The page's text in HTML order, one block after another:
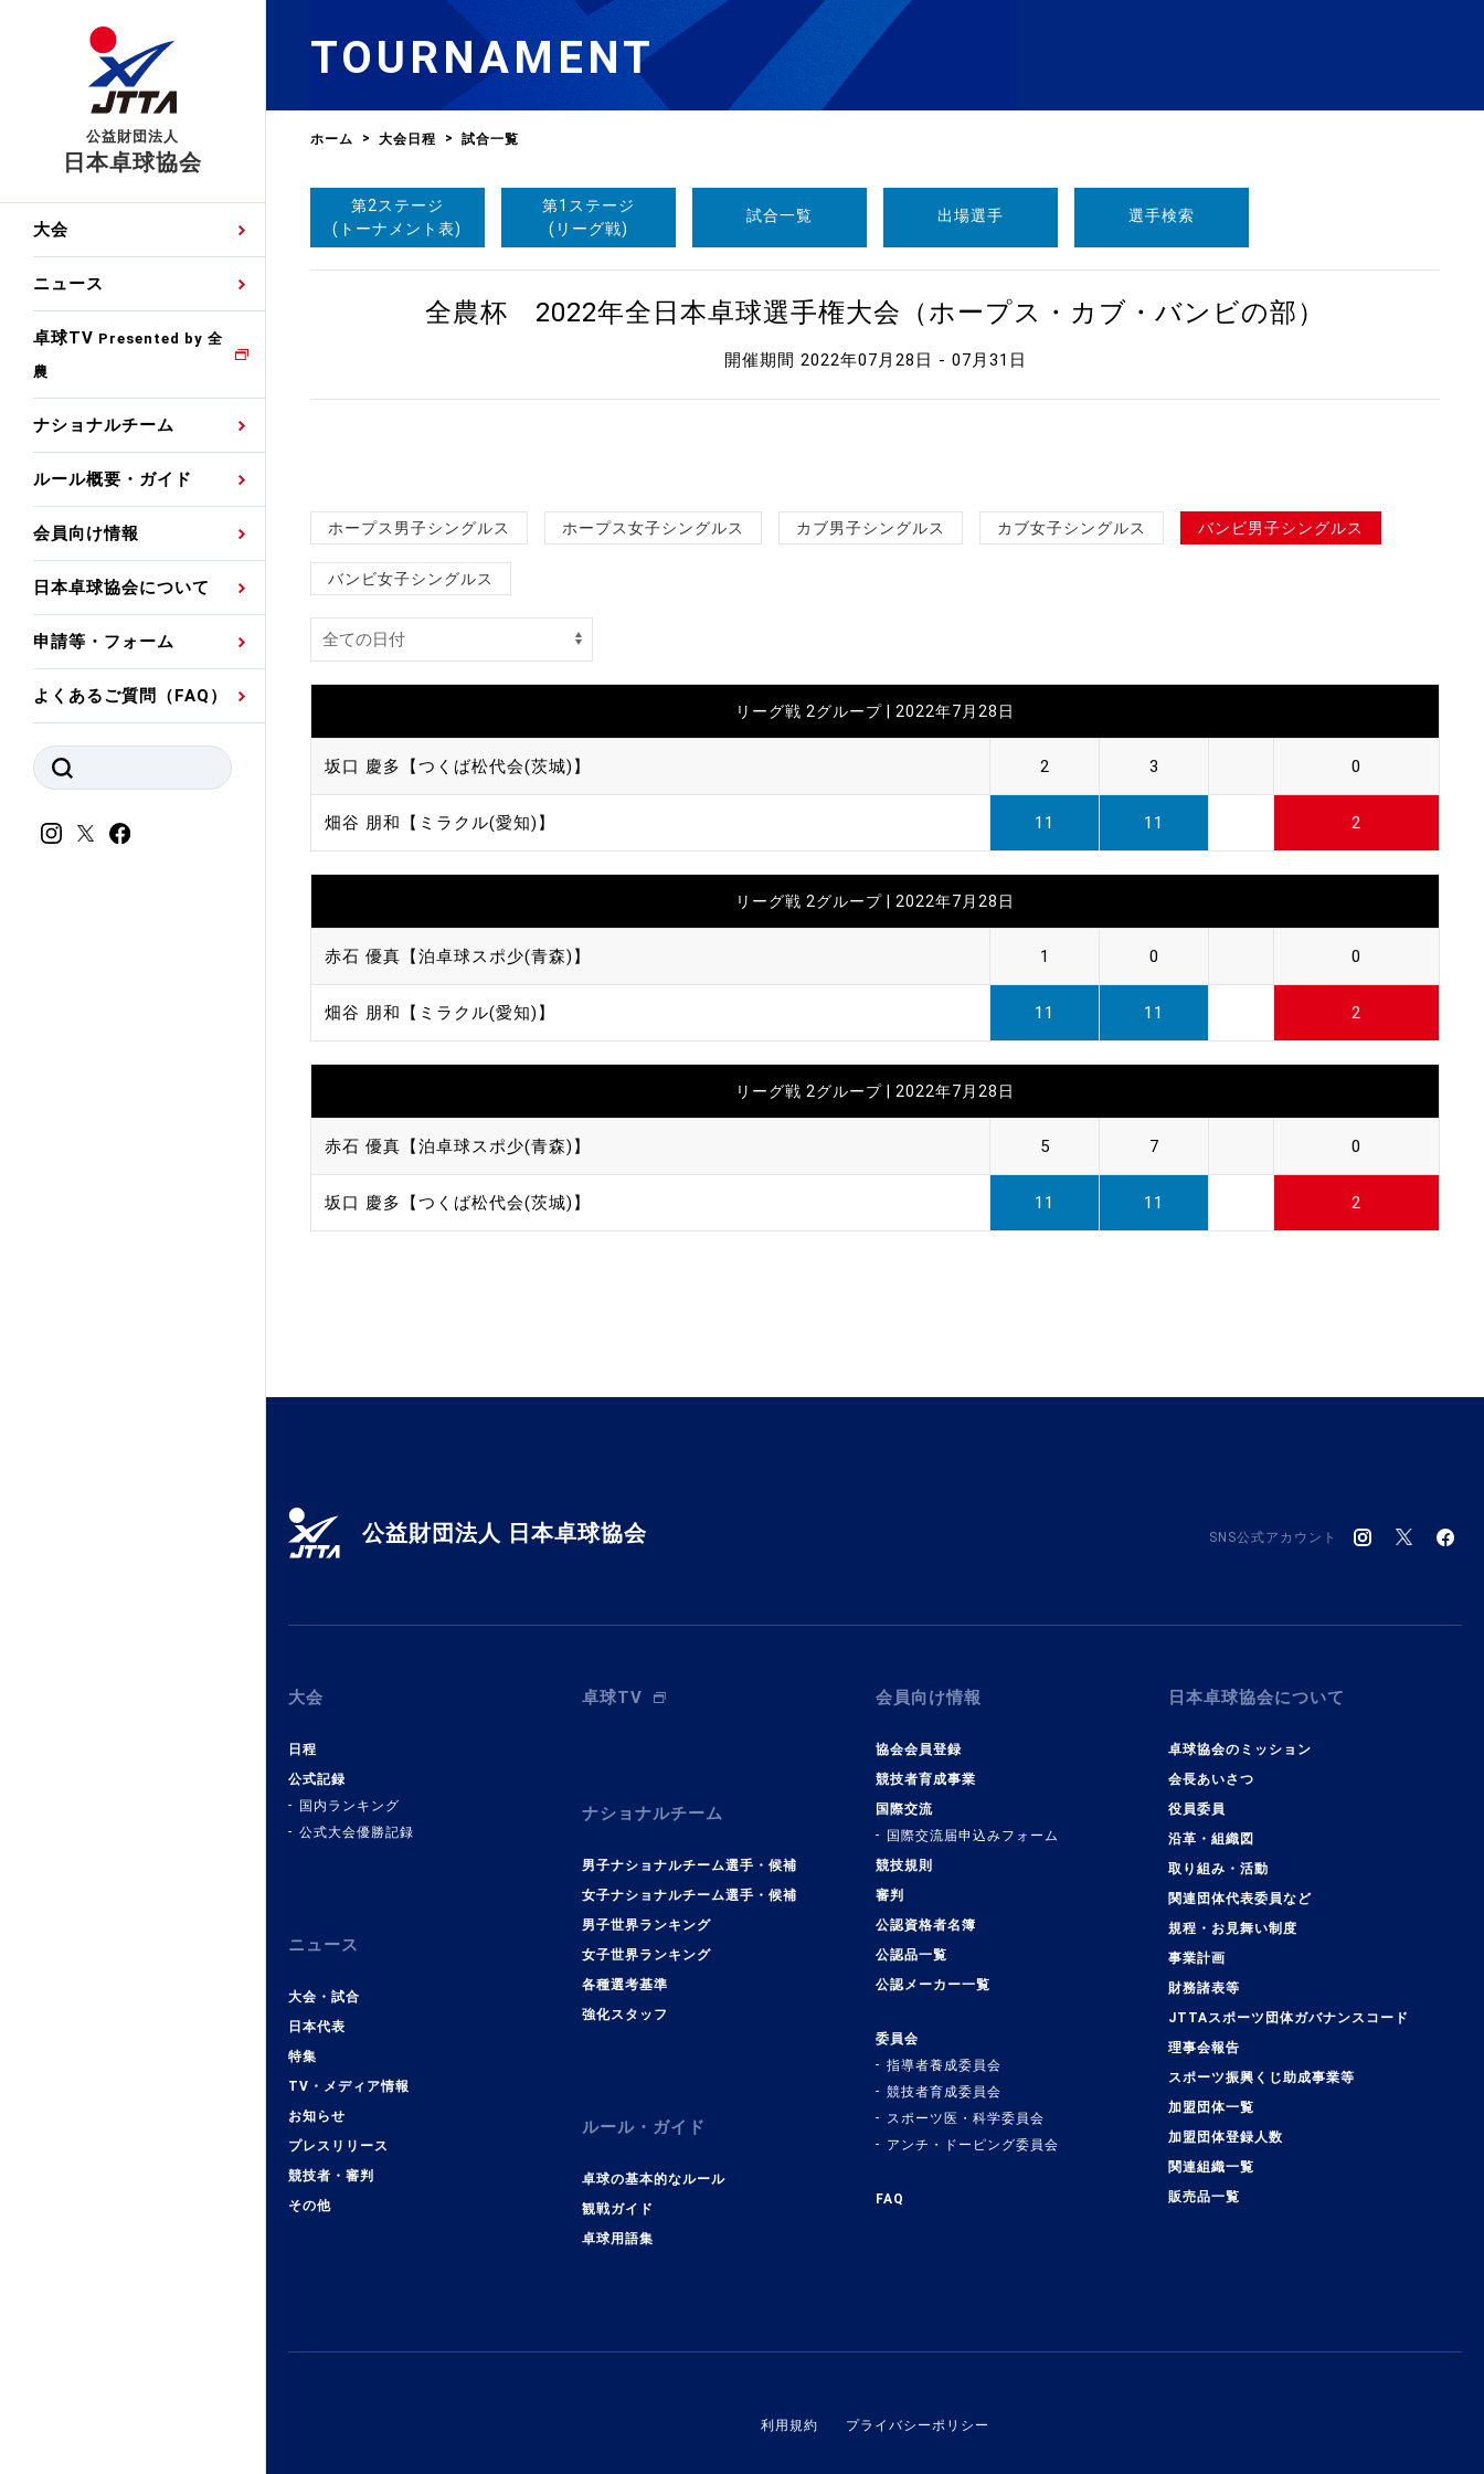
公益財団法人
日本卓球協会
大会 日程
ニュース
大会・試合
卓球TV Presented by 全
農
ナショナルチーム
男子ナショナルチーム選
手・候補
女子ナショナルチーム選
強化スタッフ
ルール概要・ガイド
卓球の基本的なルール
会員向け情報
協会会員登録
委員会
競技者育成委員会
スポーツ医・科学委員会
アンチ・ドーピング委員
日本卓球協会について
卓球協会のミッション
事業計画・事業報告
JTTAスポーツ団体ガバナ
ンスコード
理事会報告
販売品一覧
申請等・フォーム
国際交流届申込みフォーム
審判員ネームプレート制作
申込
よくあるご質問（FAQ）
TOURNAMENT
ホーム 大会日程 試合一覧
第2ステージ
(トーナメント表)
第1ステージ
(リーグ戦)
試合一覧 出場選手 選手検索
全農杯 2022年全日本卓球選手権大会（ホープス・カブ・バンビの部）
開催期間 2022年07月28日 - 07月31日
ホープス男子シングルス ホープス女子シングルス カブ男子シングルス カブ女子シングルス バンビ男子シングルス
バンビ女子シングルス
リーグ戦 2グループ | 2022年7月28日
坂口 慶多【つくば松代会(茨城)】 2 3 0
畑谷 朋和【ミラクル(愛知)】 11 11 2
リーグ戦 2グループ | 2022年7月28日
赤石 優真【泊卓球スポ少(青森)】 1 0 0
畑谷 朋和【ミラクル(愛知)】 11 11 2
リーグ戦 2グループ | 2022年7月28日
赤石 優真【泊卓球スポ少(青森)】 5 7 0
坂口 慶多【つくば松代会(茨城)】 11 11 2
公益財団法人 日本卓球協会 SNS公式アカウント
大会
日程
公式記録
国内ランキング
公式大会優勝記録
ニュース
大会・試合
日本代表
特集
TV・メディア情報
お知らせ
プレスリリース
競技者・審判
その他
卓球TV
ナショナルチーム
男子ナショナルチーム選手・候補
女子ナショナルチーム選手・候補
男子世界ランキング
女子世界ランキング
各種選考基準
強化スタッフ
ルール・ガイド
卓球の基本的なルール
観戦ガイド
卓球用語集
会員向け情報
協会会員登録
競技者育成事業
国際交流
国際交流届申込みフォーム
競技規則
審判
公認資格者名簿
公認品一覧
公認メーカー一覧
委員会
指導者養成委員会
競技者育成委員会
スポーツ医・科学委員会
アンチ・ドーピング委員会
FAQ
日本卓球協会について
卓球協会のミッション
会長あいさつ
役員委員
沿革・組織図
取り組み・活動
関連団体代表委員など
規程・お見舞い制度
事業計画
財務諸表等
JTTAスポーツ団体ガバナンスコード
理事会報告
スポーツ振興くじ助成事業等
加盟団体一覧
加盟団体登録人数
関連組織一覧
販売品一覧
利用規約 プライバシーポリシー